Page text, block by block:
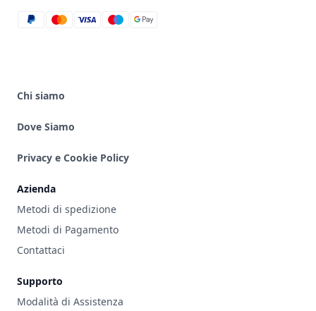
paypal
mastercard
visa
maestro
google_pay
Chi siamo
Dove Siamo
Privacy e Cookie Policy
Azienda
Metodi di spedizione
Metodi di Pagamento
Contattaci
Supporto
Modalità di Assistenza